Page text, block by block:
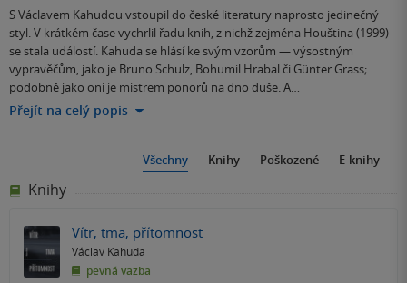
S Václavem Kahudou vstoupil do české literatury naprosto jedinečný
styl. V krátkém čase vychrlil řadu knih, z nichž zejména Houština (1999)
se stala událostí. Kahuda se hlásí ke svým vzorům — výsostným
vypravěčům, jako je Bruno Schulz, Bohumil Hrabal či Günter Grass;
podobně jako oni je mistrem ponorů na dno duše. A…
Přejít na celý popis
Všechny Knihy Poškozené E-knihy
Knihy
Vítr, tma, přítomnost
Václav Kahuda
pevná vazba